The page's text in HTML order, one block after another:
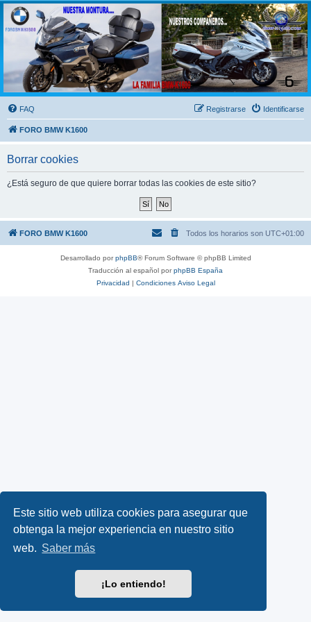
Este sitio web utiliza cookies para asegurar que
obtenga la mejor experiencia en nuestro sitio
web. Saber más
¡Lo entiendo!
FORO BMW K1600
FORO de MOTOS BMW
FAQ Identificarse
Registrarse
FORO BMW K1600
Borrar cookies
¿Está seguro de que quiere borrar todas las cookies de este sitio?
FORO BMW K1600 Todos los horarios son UTC+01:00
Desarrollado porphpBB® Forum Software © phpBB Limited
Traducción al español porphpBB España
Privacidad | Condiciones Aviso Legal